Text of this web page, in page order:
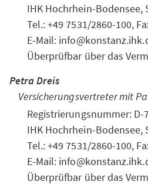
IHK Hochrhein-Bodensee,
Tel.: +49 7531/2860-100,
E-Mail:
Überprüfbar über das
Petra Dreis
Versicherungsvertreter mit
Registrierungsnummer: D-
IHK Hochrhein-Bodensee,
Tel.: +49 7531/2860-100,
E-Mail:
Überprüfbar über das